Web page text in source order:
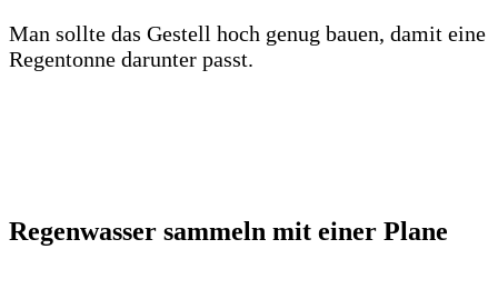
Man sollte das Gestell hoch genug bauen, damit eine
Regentonne darunter passt.
Regenwasser sammeln mit einer Plane